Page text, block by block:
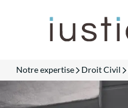
Notre expertise Droit Civil